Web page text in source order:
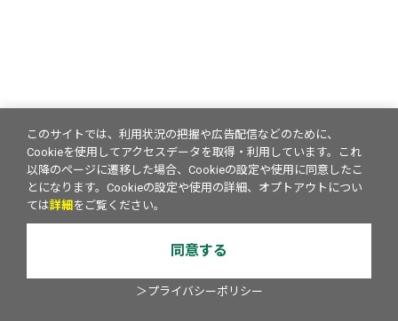
このサイトでは、利用状況の把握や広告配信などのために、
Cookieを使用してアクセスデータを取得・利用しています。これ
以降のページに遷移した場合、Cookieの設定や使用に同意したこ
とになります。Cookieの設定や使用の詳細、オプトアウトについ
ては詳細 をご覧ください。
同意する
＞プライバシーポリシー